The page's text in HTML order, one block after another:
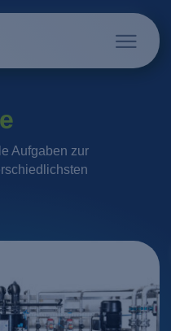
Aufgaben zur